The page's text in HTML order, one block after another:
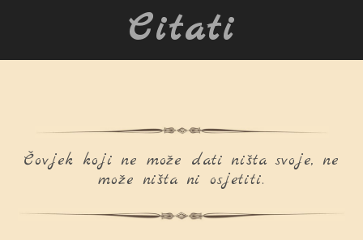
Citati
Čovjek koji ne može dati ništa svoje, ne
može ništa ni osjetiti.